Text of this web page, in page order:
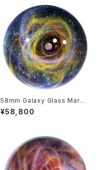
58mm Galaxy Glass Marbl
e 宇宙ガラスマーブル - オブジ
ェ no.M281
¥58,800